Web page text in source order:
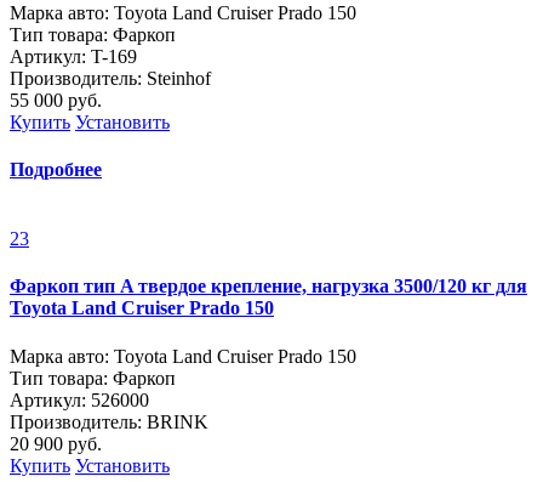
Марка авто: Toyota Land Cruiser Prado 150
Тип товара: Фаркоп
Артикул: T-169
Производитель: Steinhof
55 000 руб.
Купить Установить
Подробнее
23
Фаркоп тип A твердое крепление, нагрузка 3500/120 кг для
Toyota Land Cruiser Prado 150
Марка авто: Toyota Land Cruiser Prado 150
Тип товара: Фаркоп
Артикул: 526000
Производитель: BRINK
20 900 руб.
Купить Установить